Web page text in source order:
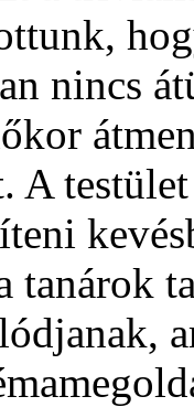
nincs
A
tanárok